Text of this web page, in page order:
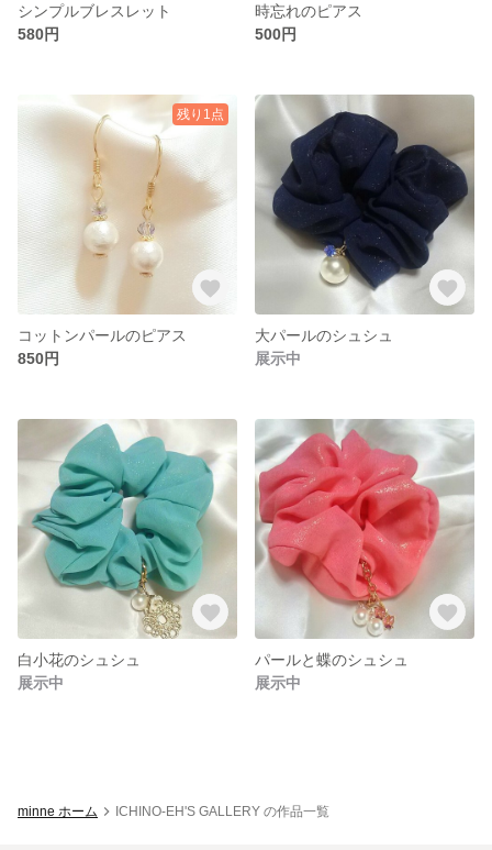
シンプルブレスレット
580円
時忘れのピアス
500円
残り1点
コットンパールのピアス
850円
大パールのシュシュ
展示中
白小花のシュシュ
展示中
パールと蝶のシュシュ
展示中
minne ホーム ICHINO-EH'S GALLERY の作品一覧